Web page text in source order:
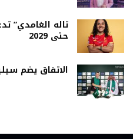
تاله الغامدي”
حتى 2029
الاتفاق يضم سيلينا 3